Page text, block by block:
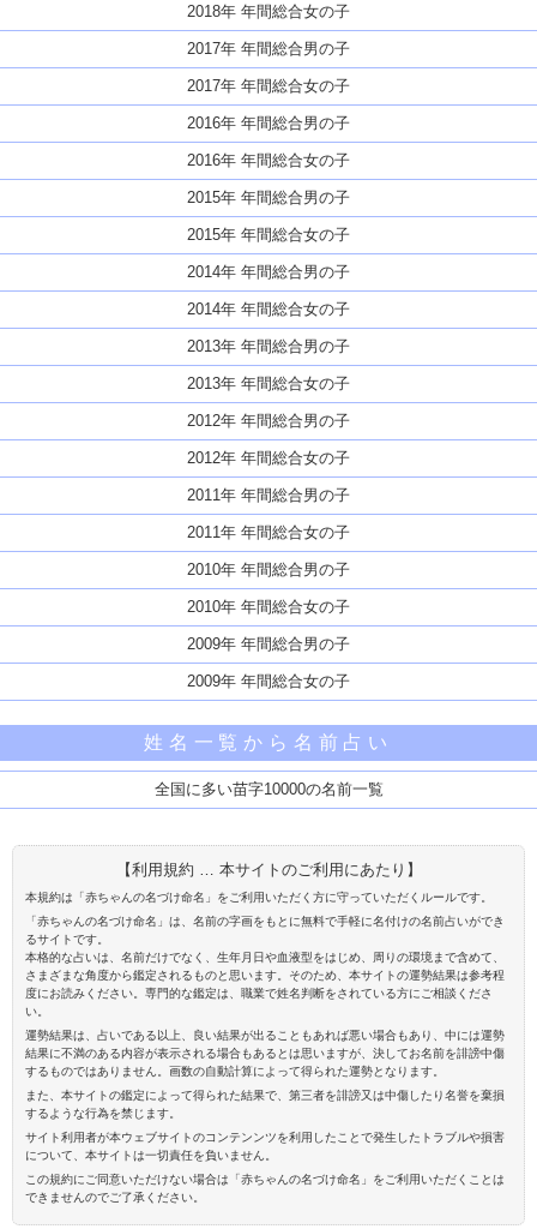
2018年 年間総合女の子
2017年 年間総合男の子
2017年 年間総合女の子
2016年 年間総合男の子
2016年 年間総合女の子
2015年 年間総合男の子
2015年 年間総合女の子
2014年 年間総合男の子
2014年 年間総合女の子
2013年 年間総合男の子
2013年 年間総合女の子
2012年 年間総合男の子
2012年 年間総合女の子
2011年 年間総合男の子
2011年 年間総合女の子
2010年 年間総合男の子
2010年 年間総合女の子
2009年 年間総合男の子
2009年 年間総合女の子
姓名一覧から名前占い
全国に多い苗字10000の名前一覧
【利用規約 … 本サイトのご利用にあたり】
本規約は「赤ちゃんの名づけ命名」をご利用いただく方に守っていただくルールです。
「赤ちゃんの名づけ命名」は、名前の字画をもとに無料で手軽に名付けの名前占いができ
るサイトです。
本格的な占いは、名前だけでなく、生年月日や血液型をはじめ、周りの環境まで含めて、
さまざまな角度から鑑定されるものと思います。そのため、本サイトの運勢結果は参考程
度にお読みください。専門的な鑑定は、職業で姓名判断をされている方にご相談くださ
い。
運勢結果は、占いである以上、良い結果が出ることもあれば悪い場合もあり、中には運勢
結果に不満のある内容が表示される場合もあるとは思いますが、決してお名前を誹謗中傷
するものではありません。画数の自動計算によって得られた運勢となります。
また、本サイトの鑑定によって得られた結果で、第三者を誹謗又は中傷したり名誉を棄損
するような行為を禁じます。
サイト利用者が本ウェブサイトのコンテンンツを利用したことで発生したトラブルや損害
について、本サイトは一切責任を負いません。
この規約にご同意いただけない場合は「赤ちゃんの名づけ命名」をご利用いただくことは
できませんのでご了承ください。